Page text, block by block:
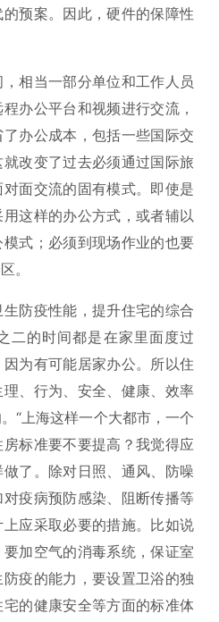
预案。因此，硬件的保障性
相当一部分单位和工作人员
办公平台和视频进行交流，
办公成本，包括一些国际交
改变了过去必须通过国际旅
面交流的固有模式。即使是
这样的办公方式，或者辅以
式；必须到现场作业的也要
。
防疫性能，提升住宅的综合
二的时间都是在家里面度过
为有可能居家办公。所以住
、行为、安全、健康、效率
“上海这样一个大都市，一个
标准要不要提高？我觉得应
了。除对日照、通风、防噪
疫病预防感染、阻断传播等
应采取必要的措施。比如说
加空气的消毒系统，保证室
疫的能力，要设置卫浴的独
的健康安全等方面的标准体